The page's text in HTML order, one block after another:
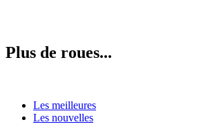
Plus de roues...
Les meilleures
Les nouvelles